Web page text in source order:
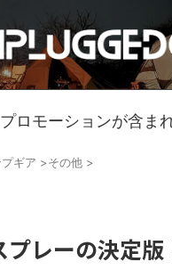
ロモーションが含ま
ギア >その他 >
プレーの決定版